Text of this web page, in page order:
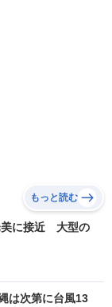
もっと読む
美に接近 大型の
は次第に台風13